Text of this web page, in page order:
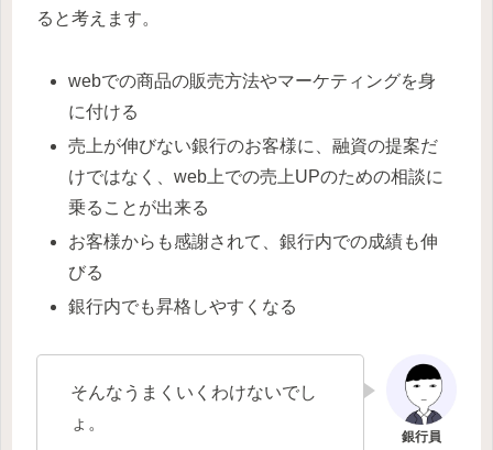
ると考えます。
webでの商品の販売方法やマーケティングを身
に付ける
売上が伸びない銀行のお客様に、融資の提案だ
けではなく、web上での売上UPのための相談に
乗ることが出来る
お客様からも感謝されて、銀行内での成績も伸
びる
銀行内でも昇格しやすくなる
そんなうまくいくわけないでし
ょ。